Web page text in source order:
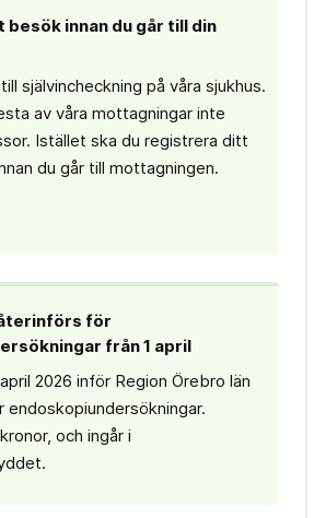
innan du går till din
självincheckning på våra sjukhus.
av våra mottagningar inte
Istället ska du registrera ditt
du går till mottagningen.
för
från 1 april
2026 inför Region Örebro län
och ingår i